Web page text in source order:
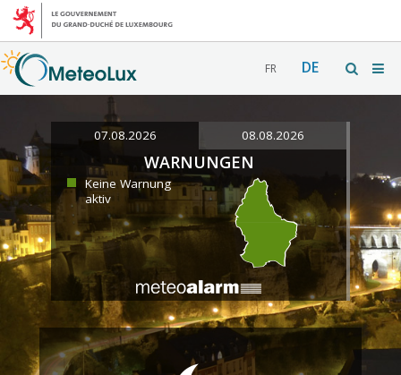
FR DE
07.08.2026 08.08.2026
WARNUNGEN
Keine Warnung
aktiv